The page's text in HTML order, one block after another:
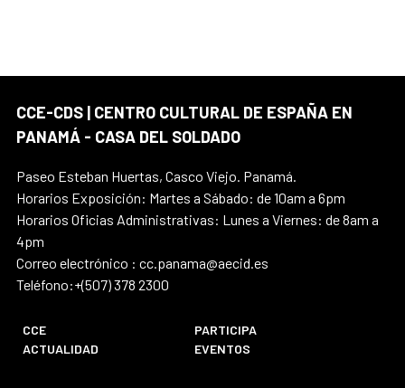
CCE-CDS | CENTRO CULTURAL DE ESPAÑA EN
PANAMÁ - CASA DEL SOLDADO
Paseo Esteban Huertas, Casco Viejo. Panamá.
Horarios Exposición: Martes a Sábado: de 10am a 6pm
Horarios Oficias Administrativas: Lunes a Viernes: de 8am a
4pm
Correo electrónico : cc.panama@aecid.es
Teléfono:+(507) 378 2300
CCE
PARTICIPA
ACTUALIDAD
EVENTOS